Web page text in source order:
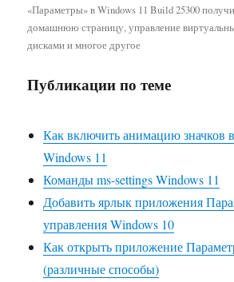
«Параметры» в Windows 11 Build 25300
домашнюю страницу, управление
дисками и многое другое
Публикации по теме
Как включить анимацию значков
Windows 11
Команды ms-settings Windows 11
Добавить ярлык приложения
управления Windows 10
Как открыть приложение
(различные способы)